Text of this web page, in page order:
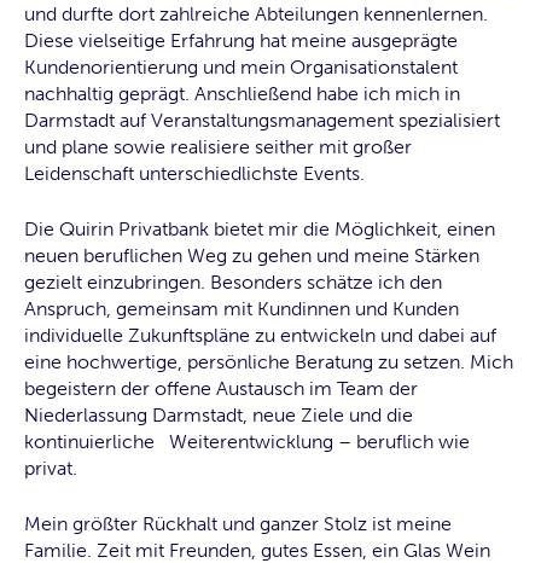
und durfte dort zahlreiche Abteilungen kennenlernen.
Diese vielseitige Erfahrung hat meine ausgeprägte
Kundenorientierung und mein Organisationstalent
nachhaltig geprägt. Anschließend habe ich mich in
Darmstadt auf Veranstaltungsmanagement spezialisiert
und plane sowie realisiere seither mit großer
Leidenschaft unterschiedlichste Events.
Die Quirin Privatbank bietet mir die Möglichkeit, einen
neuen beruflichen Weg zu gehen und meine Stärken
gezielt einzubringen. Besonders schätze ich den
Anspruch, gemeinsam mit Kundinnen und Kunden
individuelle Zukunftspläne zu entwickeln und dabei auf
eine hochwertige, persönliche Beratung zu setzen. Mich
begeistern der offene Austausch im Team der
Niederlassung Darmstadt, neue Ziele und die
kontinuierliche Weiterentwicklung – beruflich wie
privat.
Mein größter Rückhalt und ganzer Stolz ist meine
Familie. Zeit mit Freunden, gutes Essen, ein Glas Wein